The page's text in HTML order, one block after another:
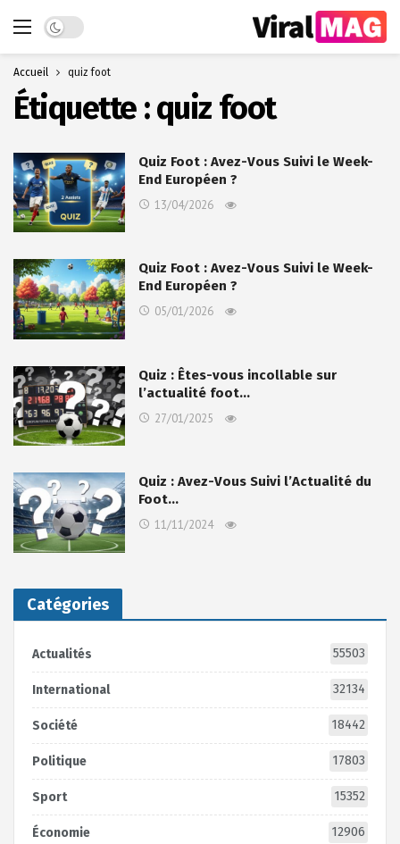
Dark mode
Accueil quiz foot
Étiquette :quiz foot
Quiz Foot : Avez-Vous Suivi le Week-
End Européen ?
13/04/2026
Quiz Foot : Avez-Vous Suivi le Week-
End Européen ?
05/01/2026
Quiz : Êtes-vous incollable sur
l’actualité foot…
27/01/2025
Quiz : Avez-Vous Suivi l’Actualité du
Foot…
11/11/2024
Catégories
Actualités 55503
International 32134
Société 18442
Politique 17803
Sport 15352
Économie 12906